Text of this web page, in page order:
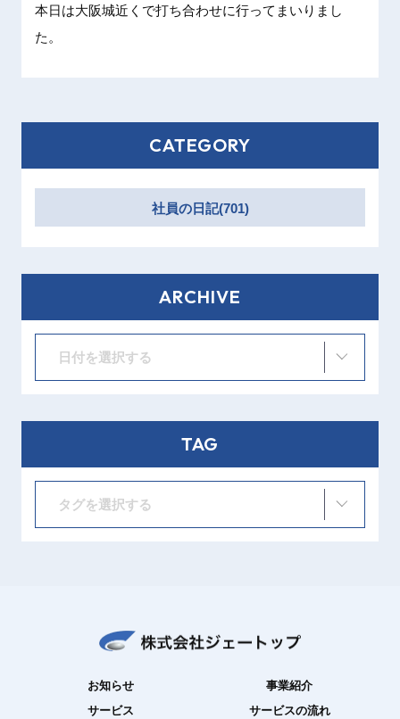
本日は大阪城近くで打ち合わせに行ってまいりまし
た。
CATEGORY
社員の日記(701)
ARCHIVE
日付を選択する
TAG
タグを選択する
お知らせ
事業紹介
サービス
サービスの流れ